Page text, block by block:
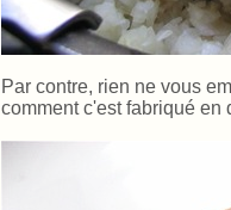
Par contre, rien ne vous
comment c'est fabriqué en